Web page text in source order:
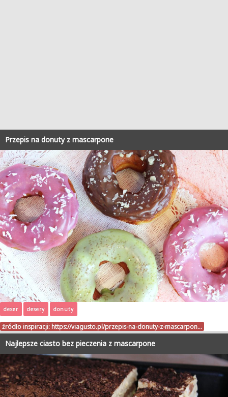
Przepis na donuty z mascarpone
deser desery donuty
źródło inspiracji: https://viagusto.pl/przepis-na-donuty-z-mascarpon…
Najlepsze ciasto bez pieczenia z mascarpone